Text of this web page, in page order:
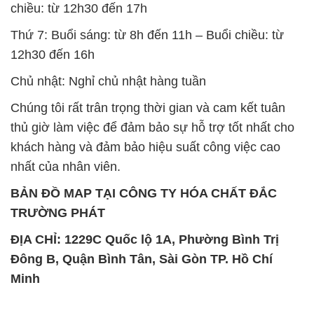
chiều: từ 12h30 đến 17h
Thứ 7: Buổi sáng: từ 8h đến 11h – Buổi chiều: từ
12h30 đến 16h
Chủ nhật: Nghỉ chủ nhật hàng tuần
Chúng tôi rất trân trọng thời gian và cam kết tuân
thủ giờ làm việc để đảm bảo sự hỗ trợ tốt nhất cho
khách hàng và đảm bảo hiệu suất công việc cao
nhất của nhân viên.
BẢN ĐỒ MAP TẠI CÔNG TY HÓA CHẤT ĐẮC
TRƯỜNG PHÁT
ĐỊA CHỈ: 1229C Quốc lộ 1A, Phường Bình Trị
Đông B, Quận Bình Tân, Sài Gòn TP. Hồ Chí
Minh